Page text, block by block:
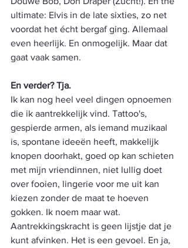
ultimate: Elvis in de late sixties, zo net
voordat het écht bergaf ging. Allemaal
even heerlijk. En onmogelijk. Maar dat
gaat vaak samen.
En verder? Tja.
Ik kan nog heel veel dingen opnoemen
die ik aantrekkelijk vind. Tattoo's,
gespierde armen, als iemand muzikaal
is, spontane ideeën heeft, makkelijk
knopen doorhakt, goed op kan schieten
met mijn vriendinnen, niet lullig doet
over fooien, lingerie voor me uit kan
kiezen zonder de maat te hoeven
gokken. Ik noem maar wat.
Aantrekkingskracht is geen lijstje dat je
kunt afvinken. Het is een gevoel. En ja,